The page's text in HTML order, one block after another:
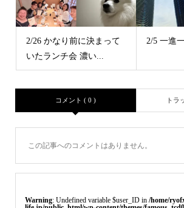
2/26 かなり前に決まって
いたランチ会 濃い...
2/5 一進
コメント ( 0 ) トラ
この記事へのコメントはありません。
Warning : Undefined variable $user_ID in /home/